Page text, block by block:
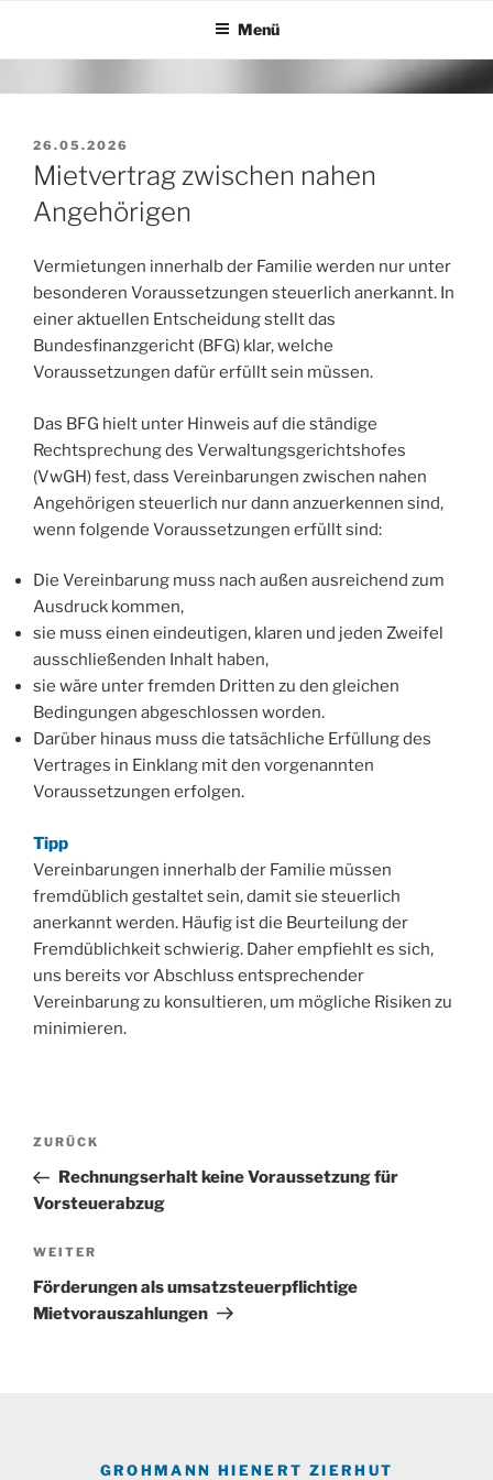
springen
Menü
VERÖFFENTLICHT
AM
26.05.2026
Mietvertrag zwischen nahen
Angehörigen
Vermietungen innerhalb der Familie werden nur unter
besonderen Voraussetzungen steuerlich anerkannt. In
einer aktuellen Entscheidung stellt das
Bundesfinanzgericht (BFG) klar, welche
Voraussetzungen dafür erfüllt sein müssen.
Das BFG hielt unter Hinweis auf die ständige
Rechtsprechung des Verwaltungsgerichtshofes
(VwGH) fest, dass Vereinbarungen zwischen nahen
Angehörigen steuerlich nur dann anzuerkennen sind,
wenn folgende Voraussetzungen erfüllt sind:
Die Vereinbarung muss nach außen ausreichend zum
Ausdruck kommen,
sie muss einen eindeutigen, klaren und jeden Zweifel
ausschließenden Inhalt haben,
sie wäre unter fremden Dritten zu den gleichen
Bedingungen abgeschlossen worden.
Darüber hinaus muss die tatsächliche Erfüllung des
Vertrages in Einklang mit den vorgenannten
Voraussetzungen erfolgen.
Tipp
Vereinbarungen innerhalb der Familie müssen
fremdüblich gestaltet sein, damit sie steuerlich
anerkannt werden. Häufig ist die Beurteilung der
Fremdüblichkeit schwierig. Daher empfiehlt es sich,
uns bereits vor Abschluss entsprechender
Vereinbarung zu konsultieren, um mögliche Risiken zu
minimieren.
Beitragsnavigation
Vorheriger
Beitrag
ZURÜCK
Rechnungserhalt keine Voraussetzung für
Vorsteuerabzug
Nächster
Beitrag
WEITER
Förderungen als umsatzsteuerpflichtige
Mietvorauszahlungen
GROHMANN HIENERT ZIERHUT